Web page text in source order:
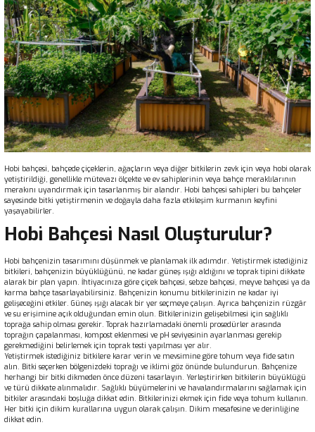
Hobi bahçesi, bahçede çiçeklerin, ağaçların veya diğer bitkilerin zevk için veya hobi olarak
yetiştirildiği, genellikle mütevazı ölçekte ve ev sahiplerinin veya bahçe meraklılarının
merakını uyandırmak için tasarlanmış bir alandır. Hobi bahçesi sahipleri bu bahçeler
sayesinde bitki yetiştirmenin ve doğayla daha fazla etkileşim kurmanın keyfini
yaşayabilirler.
Hobi Bahçesi Nasıl Oluşturulur?
Hobi bahçenizin tasarımını düşünmek ve planlamak ilk adımdır. Yetiştirmek istediğiniz
bitkileri, bahçenizin büyüklüğünü, ne kadar güneş ışığı aldığını ve toprak tipini dikkate
alarak bir plan yapın. İhtiyacınıza göre çiçek bahçesi, sebze bahçesi, meyve bahçesi ya da
karma bahçe tasarlayabilirsiniz. Bahçenizin konumu bitkilerinizin ne kadar iyi
gelişeceğini etkiler. Güneş ışığı alacak bir yer seçmeye çalışın. Ayrıca bahçenizin rüzgâr
ve su erişimine açık olduğundan emin olun. Bitkilerinizin gelişebilmesi için sağlıklı
toprağa sahip olması gerekir. Toprak hazırlamadaki önemli prosedürler arasında
toprağın çapalanması, kompost eklenmesi ve pH seviyesinin ayarlanması gerekip
gerekmediğini belirlemek için toprak testi yapılması yer alır.
Yetiştirmek istediğiniz bitkilere karar verin ve mevsimine göre tohum veya fide satın
alın. Bitki seçerken bölgenizdeki toprağı ve iklimi göz önünde bulundurun. Bahçenize
herhangi bir bitki dikmeden önce düzeni tasarlayın. Yerleştirirken bitkilerin büyüklüğü
ve türü dikkate alınmalıdır. Sağlıklı büyümelerini ve havalandırmalarını sağlamak için
bitkiler arasındaki boşluğa dikkat edin. Bitkilerinizi ekmek için fide veya tohum kullanın.
Her bitki için dikim kurallarına uygun olarak çalışın. Dikim mesafesine ve derinliğine
dikkat edin.